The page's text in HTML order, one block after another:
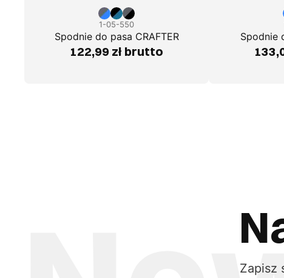
1-05-550
Spodnie do pasa CRAFTER
122,99 zł brutto
Spodnie
Zapisz